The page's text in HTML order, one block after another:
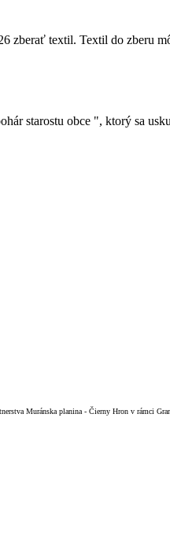
zberať textil. Textil do zberu
starostu obce ", ktorý sa
Muránska planina - Čierny Hron v rámci